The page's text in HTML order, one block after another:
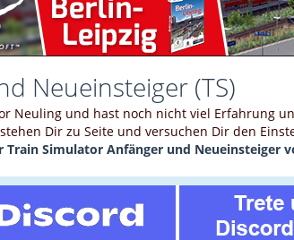
Neueinsteiger (TS)
Neuling und hast noch nicht viel Erfahrung
Dir zu Seite und versuchen Dir den
Train Simulator Anfänger und Neueinsteiger